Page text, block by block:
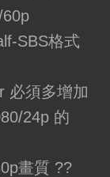
SBS格式
必須多增加
24p 的
畫質 ??